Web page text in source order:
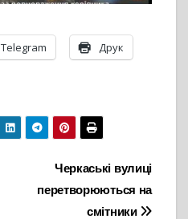
Telegram Друк
Черкаські вулиці
перетворюються на
смітники